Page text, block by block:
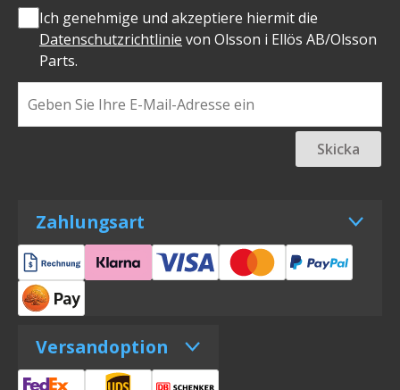
Ich genehmige und akzeptiere hiermit die
Datenschutzrichtlinie von Olsson i Ellös AB/Olsson
Parts.
Skicka
Zahlungsart
Versandoption